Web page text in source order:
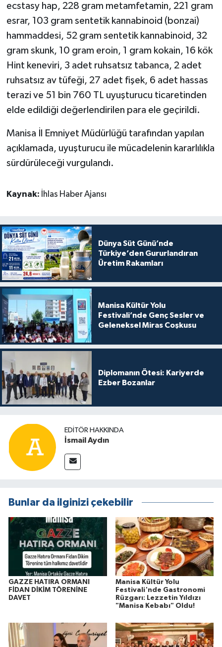
ecstasy hap, 228 gram metamfetamin, 221 gram
esrar, 103 gram sentetik kannabinoid (bonzai)
hammaddesi, 52 gram sentetik kannabinoid, 32
gram skunk, 10 gram eroin, 1 gram kokain, 16 kök
Hint keneviri, 3 adet ruhsatsız tabanca, 2 adet
ruhsatsız av tüfeği, 27 adet fişek, 6 adet hassas
terazi ve 51 bin 760 TL uyuşturucu ticaretinden
elde edildiği değerlendirilen para ele geçirildi.
Manisa İl Emniyet Müdürlüğü tarafından yapılan
açıklamada, uyuşturucu ile mücadelenin kararlılıkla
sürdürüleceği vurgulandı.
Kaynak: İhlas Haber Ajansı
Dünya Süt Günü’nde
Türkiye’den Gururlandıran
Üretim Rakamları
Manisa Kültür Yolu
Festivali’nde Genç Sesler ve
Geleneksel Miras Coşkusu
Diplomanın Ötesi: Kariyerde
Ezber Bozanlar
EDITÖR HAKKINDA
İsmail Aydın
Bunlar da ilginizi çekebilir
GAZZE HATIRA ORMANI
FİDAN DİKİM TÖRENİNE
DAVET
Manisa Kültür Yolu
Festivali'nde Gastronomi
Rüzgarı: Lezzetin Yıldızı
"Manisa Kebabı" Oldu!